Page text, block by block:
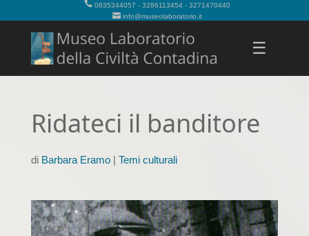
0835344057 - 3286113454 - 3271470440
info@museolaboratorio.it
☰
Ridateci il banditore
di Barbara Eramo| Temi culturali